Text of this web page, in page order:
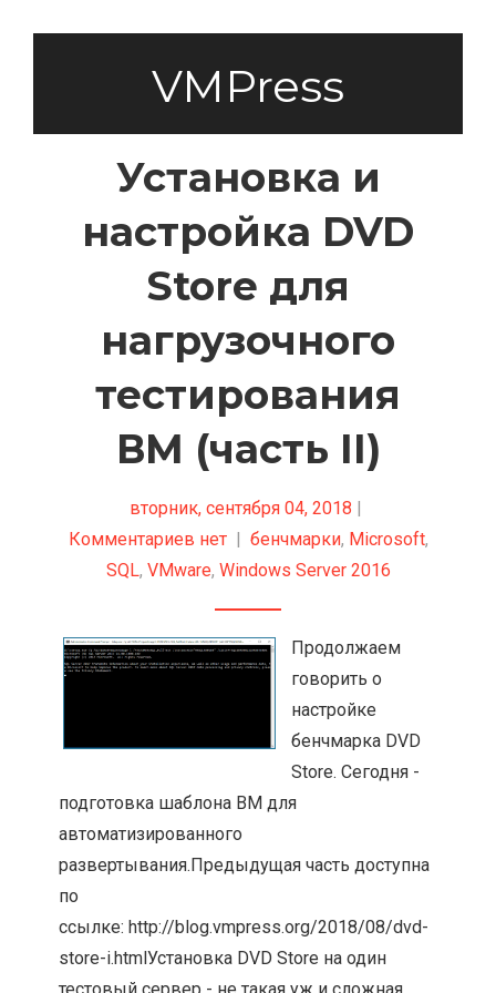
VMPress
Установка и
настройка DVD
Store для
нагрузочного
тестирования
ВМ (часть II)
вторник, сентября 04, 2018 |
Комментариев нет | бенчмарки, Microsoft,
SQL, VMware, Windows Server 2016
Продолжаем
говорить о
настройке
бенчмарка DVD
Store. Сегодня -
подготовка шаблона ВМ для
автоматизированного
развертывания.Предыдущая часть доступна
по
ссылке: http://blog.vmpress.org/2018/08/dvd-
store-i.htmlУстановка DVD Store на один